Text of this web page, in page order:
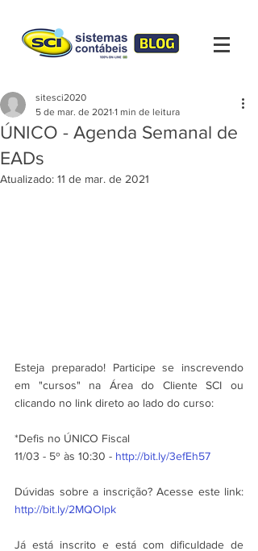
ÚNICO - Agenda Semanal de
EADs
sitesci2020
5 de mar. de 2021 1 min de leitura
Atualizado: 11 de mar. de 2021
Esteja preparado! Participe se inscrevendo
em "cursos" na Área do Cliente SCI ou
clicando no link direto ao lado do curso:
*Defis no ÚNICO Fiscal
11/03 - 5º às 10:30 - http://bit.ly/3efEh57
http://bit.ly/2MQOlpk
Já está inscrito e está com dificuldade de